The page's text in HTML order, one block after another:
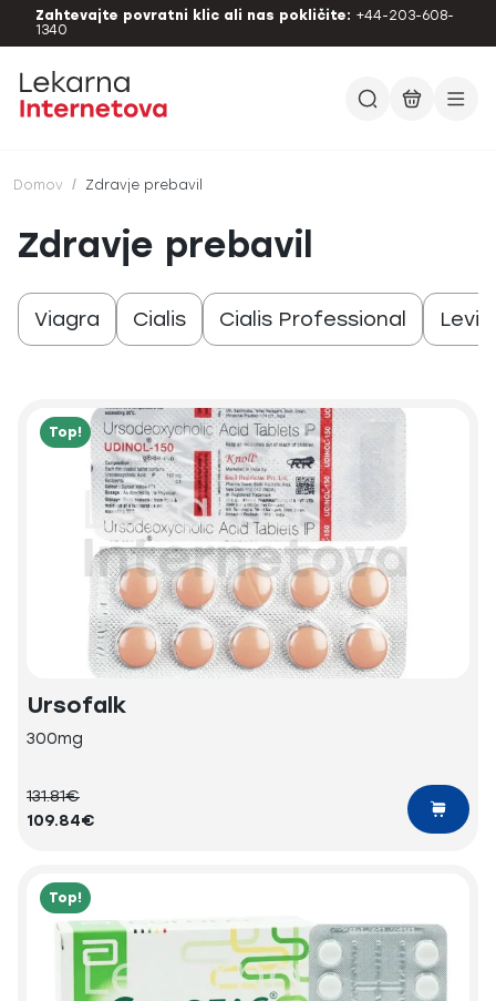
Zahtevajte povratni klic ali nas pokličite: +44-203-608-
1340
Domov / Zdravje prebavil
Zdravje prebavil
Viagra Cialis Cialis Professional
Top!
Ursofalk
300mg
131.81€
109.84€
Top!